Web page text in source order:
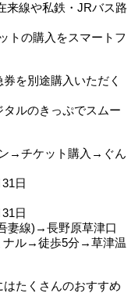
来線や私鉄・JRバス路
トの購入をスマートフ
を別途購入いただく
ルのきっぷでスムー
→チケット購入→ぐん
日
日
妻線)→長野原草津口
ナル→徒歩5分→草津温
たくさんのおすすめ